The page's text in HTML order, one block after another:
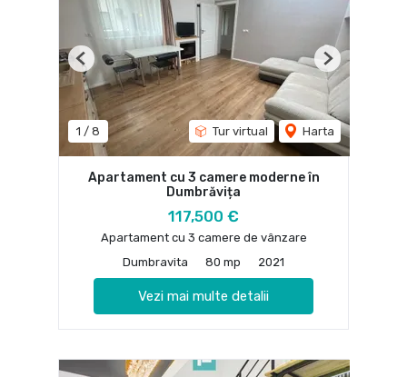
1 / 8 Tur virtual Harta
Previous Next
Apartament cu 3 camere moderne în
Dumbrăvița
117,500 €
Apartament cu 3 camere de vânzare
Dumbravita
80 mp 2021
Vezi mai multe detalii